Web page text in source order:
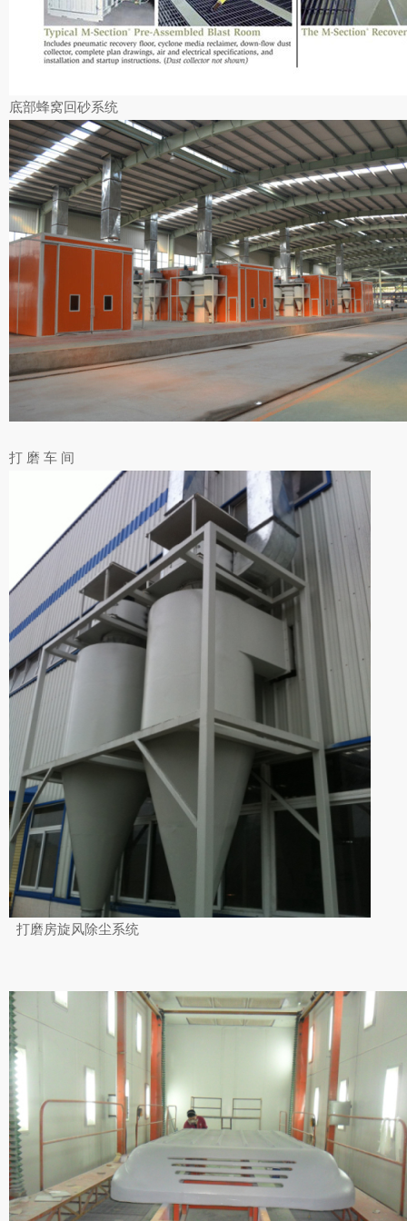
底部蜂窝回砂系统
打 磨 车 间
打磨房旋风除尘系统